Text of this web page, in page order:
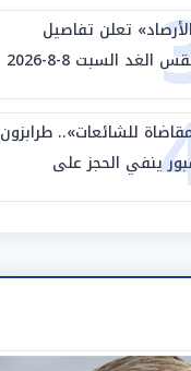
تعلن تفاصيل
طقس الغد السبت 8-8-2026
الجوية
للشائعات».. طرابزون
ينفي الحجز على
محمد صلاح